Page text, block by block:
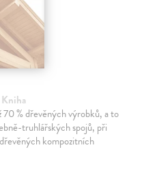
Kniha
70 % dřevěných výrobků, a to
truhlářských spojů, při
kompozitních